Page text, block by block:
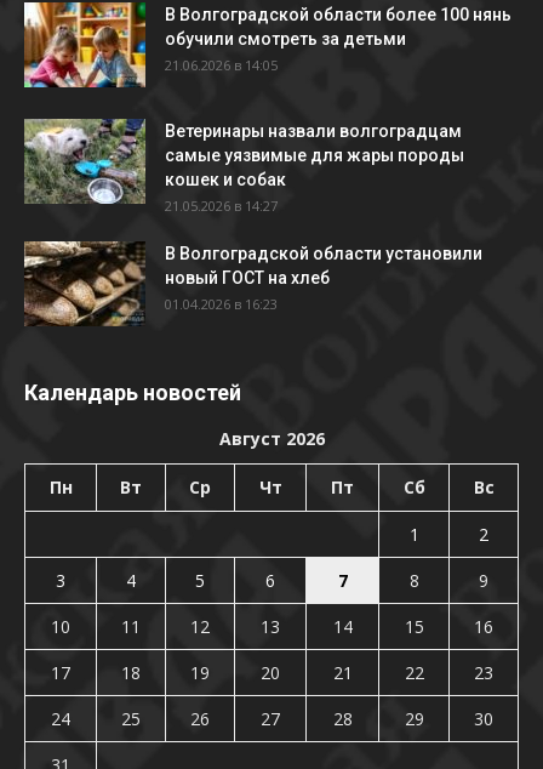
В Волгоградской области более 100 нянь
обучили смотреть за детьми
21.06.2026 в 14:05
Ветеринары назвали волгоградцам
самые уязвимые для жары породы
кошек и собак
21.05.2026 в 14:27
В Волгоградской области установили
новый ГОСТ на хлеб
01.04.2026 в 16:23
Календарь новостей
Август 2026
Пн Вт Ср Чт Пт Сб Вс
1
2
3
4 5 6 7 8
9
10
11 12 13 14 15
16
17
18 19 20 21 22
23
24
25 26 27 28 29
30